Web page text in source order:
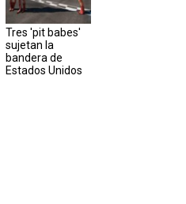
Tres 'pit babes'
sujetan la
bandera de
Estados Unidos